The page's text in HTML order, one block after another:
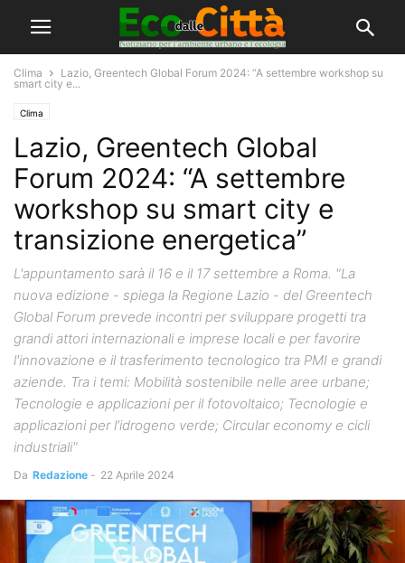
Clima
Lazio, Greentech Global Forum 2024: “A settembre workshop su
smart city e...
Clima
Lazio, Greentech Global
Forum 2024: “A settembre
workshop su smart city e
transizione energetica”
L'appuntamento sarà il 16 e il 17 settembre a Roma. "La
nuova edizione - spiega la Regione Lazio - del Greentech
Global Forum prevede incontri per sviluppare progetti tra
grandi attori internazionali e imprese locali e per favorire
l'innovazione e il trasferimento tecnologico tra PMI e grandi
aziende. Tra i temi: Mobilità sostenibile nelle aree urbane;
Tecnologie e applicazioni per il fotovoltaico; Tecnologie e
applicazioni per l’idrogeno verde; Circular economy e cicli
industriali"
Da Redazione - 22 Aprile 2024